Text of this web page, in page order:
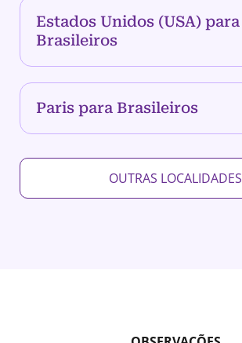
Estados Unidos (USA) para
Brasileiros
Paris para Brasileiros
OUTRAS LOCALIDADES